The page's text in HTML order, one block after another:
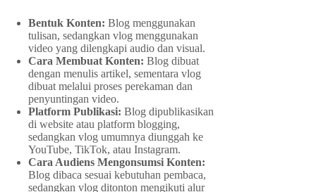
Bentuk Konten: Blog menggunakan
tulisan, sedangkan vlog menggunakan
video yang dilengkapi audio dan visual.
Cara Membuat Konten: Blog dibuat
dengan menulis artikel, sementara vlog
dibuat melalui proses perekaman dan
penyuntingan video.
Platform Publikasi: Blog dipublikasikan
di website atau platform blogging,
sedangkan vlog umumnya diunggah ke
YouTube, TikTok, atau Instagram.
Cara Audiens Mengonsumsi Konten:
Blog dibaca sesuai kebutuhan pembaca,
sedangkan vlog ditonton mengikuti alur